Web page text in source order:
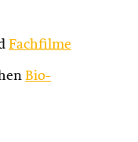
Fachfilme
Bio-